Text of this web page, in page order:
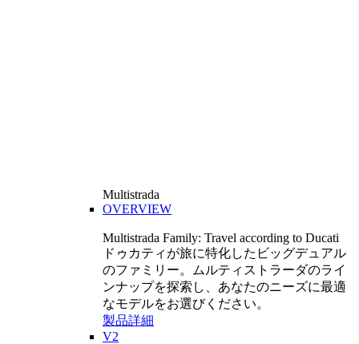
Multistrada
OVERVIEW
Multistrada Family: Travel according to Ducati
ドゥカティが旅に特化したビッグデュアル
のファミリー。ムルティストラーダのライ
ンナップを探索し、あなたのニーズに最適
なモデルをお選びください。
製品詳細
V2